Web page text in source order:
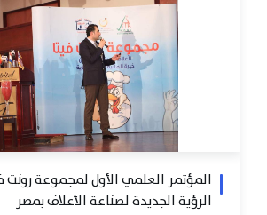
المؤتمر العلمي الأول لمجموعة رونت
الرؤية الجديدة لصناعة الأعلاف بمصر